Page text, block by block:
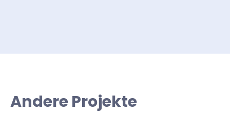
Andere Projekte